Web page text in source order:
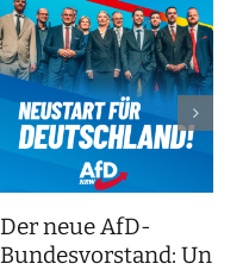
Der neue AfD-
Bundesvorstand: